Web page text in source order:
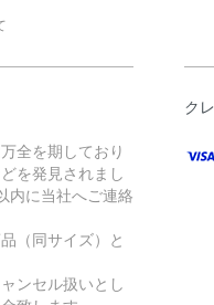
全を期しており
を発見されまし
内に当社へご連絡
（同サイズ）と
ンセル扱いとし
ク